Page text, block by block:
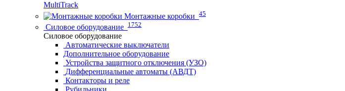
MultiTrack
Монтажные коробки 45
Силовое оборудование 1752
Силовое оборудование
Автоматические выключатели
Дополнительное оборудование
Устройства защитного отключения (УЗО)
Дифференциальные автоматы (АВДТ)
Контакторы и реле
Рубильники